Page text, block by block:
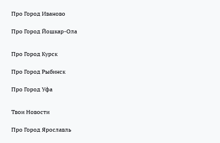
Про Город Иваново
Про Город Йошкар-Ола
Про Город Курск
Про Город Рыбинск
Про Город Уфа
Твои Новости
Про Город Ярославль